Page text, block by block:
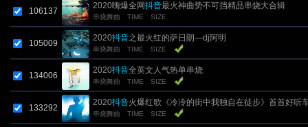
106137
2020嗨爆全网抖音最火神曲势不可挡精品串烧大合辑
串烧舞曲 TIME SIZE
105009
2020抖音之最火红的萨日朗―dj阿明
串烧舞曲 TIME SIZE
134006
2020抖音全英文人气热单串烧
串烧舞曲 TIME SIZE
133292
2020抖音火爆红歌《冷冷的街中我独自在徒步》首首好听
串烧
串烧舞曲 TIME SIZE